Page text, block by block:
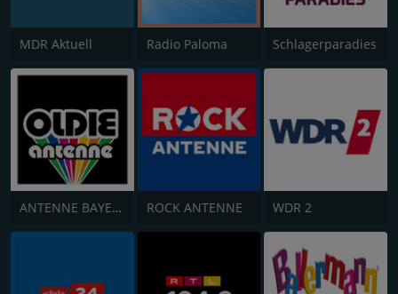
MDR Aktuell Radio Paloma Schlagerparadies
ANTENNE BAYERN Oldies but Goldies ROCK ANTENNE WDR 2